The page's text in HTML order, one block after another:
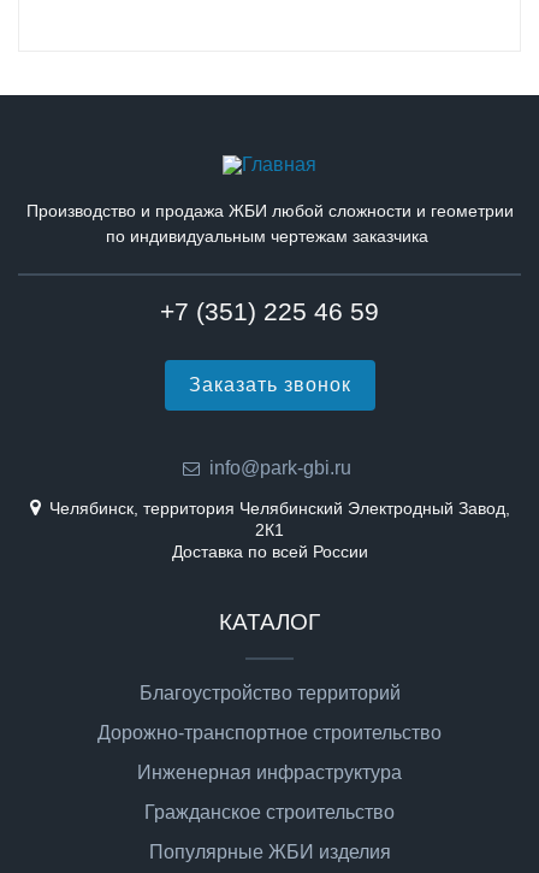
Производство и продажа ЖБИ любой сложности и геометрии
по индивидуальным чертежам заказчика
+7 (351) 225 46 59
Заказать звонок
info@park-gbi.ru
Челябинск, территория Челябинский Электродный Завод,
2К1
Доставка по всей России
КАТАЛОГ
Благоустройство территорий
Дорожно-транспортное строительство
Инженерная инфраструктура
Гражданское строительство
Популярные ЖБИ изделия